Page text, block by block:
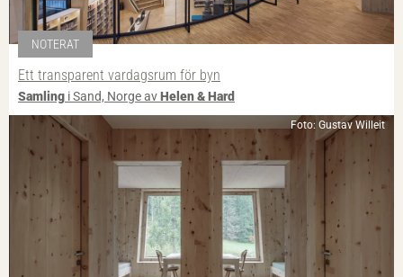
NOTERAT
Ett transparent vardagsrum för byn
Samling i Sand, Norge avHelen & Hard
Foto: Gustav Willeit